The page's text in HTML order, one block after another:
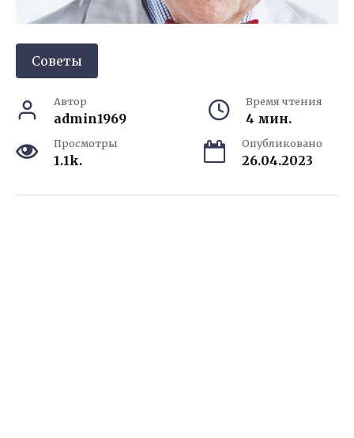
Советы
Автор
admin1969
Время чтения
4 мин.
Просмотры
1.1k.
Опубликовано
26.04.2023